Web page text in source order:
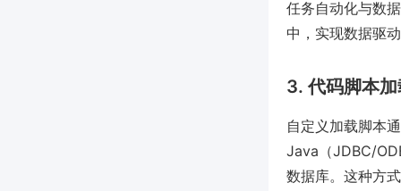
任务自动化与数
中，实现数据驱
3. 代码脚本
自定义加载脚本
Java（JDBC/
数据库。这种方